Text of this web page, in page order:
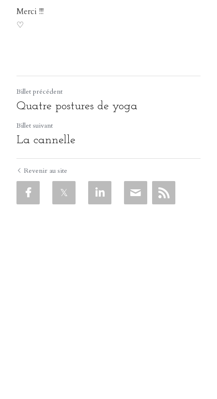
Merci !!!
♡
Billet précédent
Quatre postures de yoga
Billet suivant
La cannelle
Revenir au site